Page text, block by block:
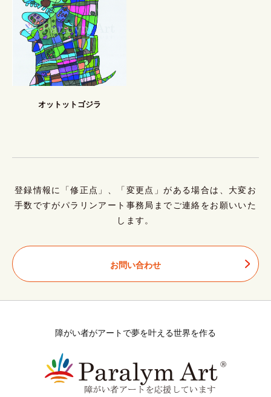
オットットゴジラ
登録情報に「修正点」、「変更点」がある場合は、大変お
手数ですがパラリンアート事務局までご連絡をお願いいた
します。
お問い合わせ
障がい者がアートで夢を叶える世界を作る